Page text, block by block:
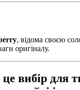
, відома своєю
оригіналу.
вибір для